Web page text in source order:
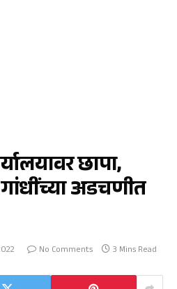
छापा,
अडचणीत
No Comments 3 Mins Read